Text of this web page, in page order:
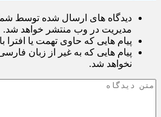
دیدگاه های ارسال شده توسط
مدیریت در وب منتشر خواهد شد.
پیام هایی که حاوی تهمت یا
پیام هایی که به غیر از زبان
نخواهد شد.